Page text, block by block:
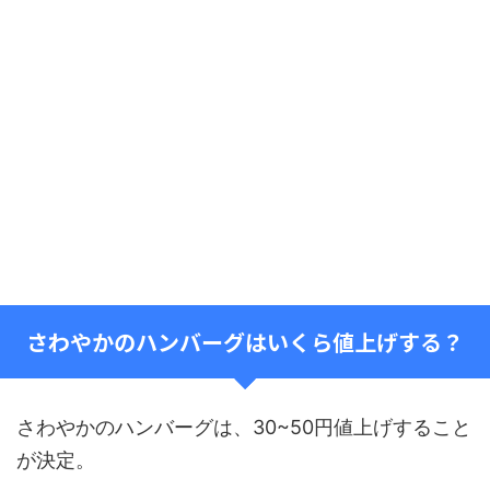
さわやかのハンバーグはいくら値上げする？
さわやかのハンバーグは、30~50円値上げすること
が決定。